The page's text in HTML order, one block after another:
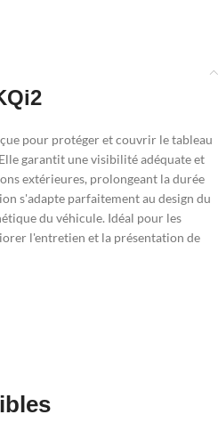
pour protéger et couvrir le tableau
garantit une visibilité adéquate et
extérieures, prolongeant la durée
s'adapte parfaitement au design du
du véhicule. Idéal pour les
l'entretien et la présentation de